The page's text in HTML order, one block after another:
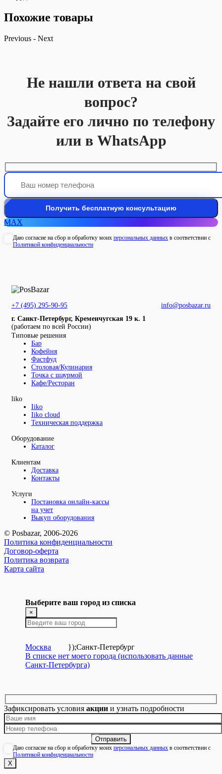
Похожие товары
Previous - Next
Не нашли ответа на свой
вопрос?
Задайте его лично по телефону
или в WhatsApp
MAX
Даю согласие на сбор и обработку моих персональных данных в соответствии с
Политикой конфиденциальности
+7 (495) 295-90-95
info@posbazar.ru
г. Санкт-Петербург, Кременчугская 19 к. 1
(работаем по всей России)
Типовые решения
Бар
Кофейня
Фастфуд
Столовая/Кулинария
Точка с шаурмой
Кафе/Ресторан
liko
Iiko
Iiko cloud
Техническая поддержка
Оборудование
Каталог
Клиентам
Доставка
Контакты
Услуги
Постановка онлайн-кассы
на учет
Выкуп оборудования
© Posbazar, 2006-2026
Политика конфиденциальности
Договор-оферта
Политика возврата
Карта сайта
Выберите ваш город из списка
×
Москва });Санкт-Петербург
В списке нет моего города (использовать данные
Санкт-Петербурга)
Зафиксировать условия акции и узнать подробности
Даю согласие на сбор и обработку моих персональных данных в соответствии с
Политикой конфиденциальности
Х